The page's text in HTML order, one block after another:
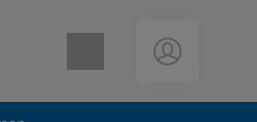
Warenkorb leer